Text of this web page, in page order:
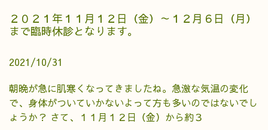
２０２１年１１月１２日（金）～１２月６日（月）
まで臨時休診となります。
2021/10/31
朝晩が急に肌寒くなってきましたね。急激な気温の変化
で、身体がついていかないよって方も多いのではないでし
ょうか？ さて、１１月１２日（金）から約３